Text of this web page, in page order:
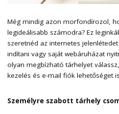
Még mindig azon morfondírozol,
legideálisabb számodra? Ez
szeretnéd az internetes
indítani vagy saját webáruházat
olyan megbízható tárhelyet
kezelés és e-mail fiók lehetőséget
Személyre szabott tárhely